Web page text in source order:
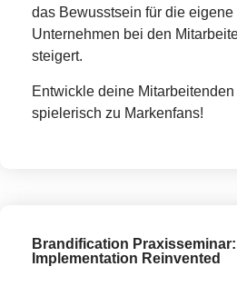
das Bewusstsein für die eigene
Unternehmen bei den
steigert.
Entwickle deine
spielerisch zu Markenfans!
Brandification
Implementation Reinvented